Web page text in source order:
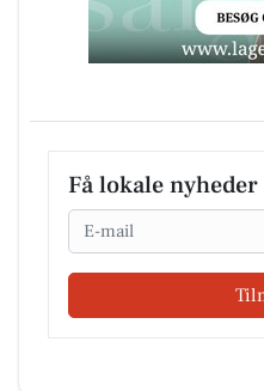
Få lokale nyheder
Email